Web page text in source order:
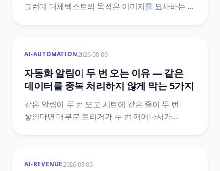
그런데 대체텍스트의 목적은 이미지를 묘사하는 게
자리를 정리했어요.
AI-AUTOMATION2026-08-06
자동화 알림이 두 번 오는 이유 — 같은
데이터를 중복 처리하지 않게 막는 5가지
같은 알림이 두 번 오고 시트에 같은 줄이 두 번
쌓인다면 대부분 트리거가 두 번 깨어나서가
문서에 실제로 적힌 기능 이름과 한도값으로 막는
AI-REVENUE2026-08-06